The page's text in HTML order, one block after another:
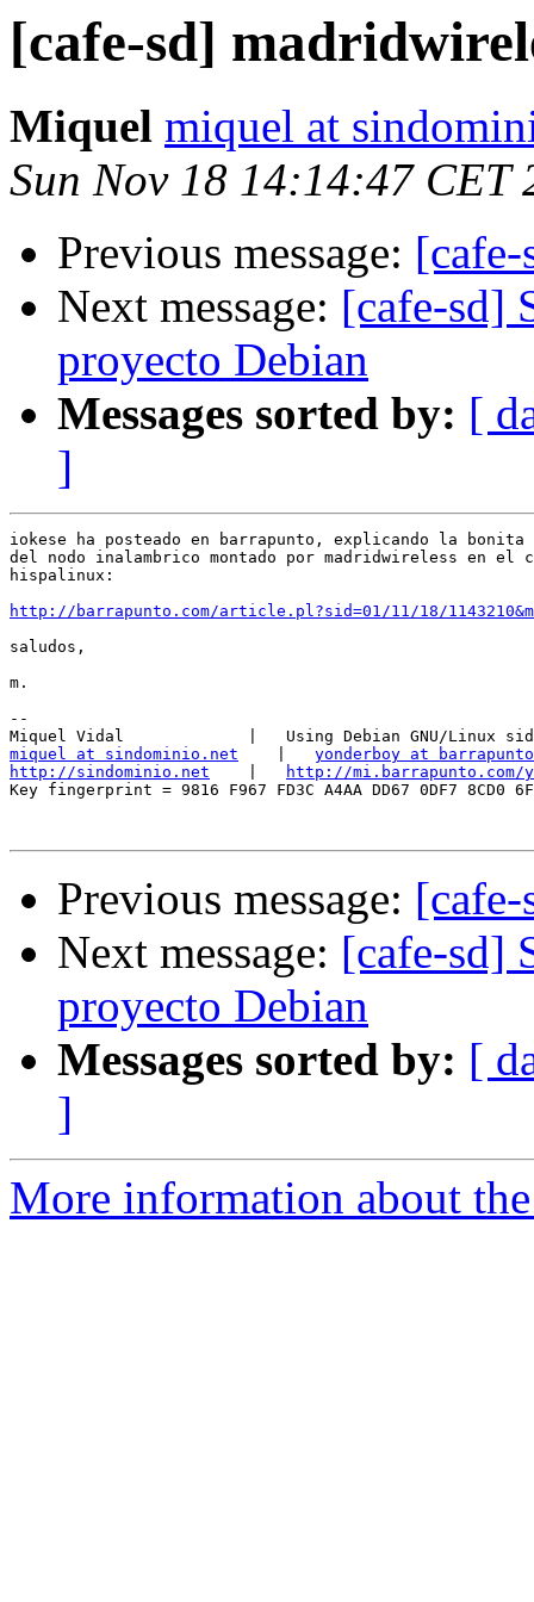
[cafe-sd]
Miquel miquel at
Sun Nov 18 14:14:47 CET
Previous message:
Next message: [cafe-sd]
proyecto Debian
Messages sorted by: [
]
iokese ha posteado en barrapunto, explicando la bonita
del nodo inalambrico montado por madridwireless en el
hispalinux:
http://barrapunto.com/article.pl?sid=01/11/18/
saludos,
m.
--
miquel at sindominio.net
yonderboy at
http://sindominio.net
http://mi.barrapunto.com/
Key fingerprint = 9816 F967 FD3C A4AA DD67 0DF7 8CD0
Previous message:
Next message: [cafe-sd]
proyecto Debian
Messages sorted by: [
]
More information about